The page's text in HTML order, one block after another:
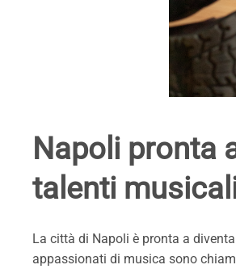
Napoli pronta
talenti
La città di Napoli è pronta a
appassionati di musica sono